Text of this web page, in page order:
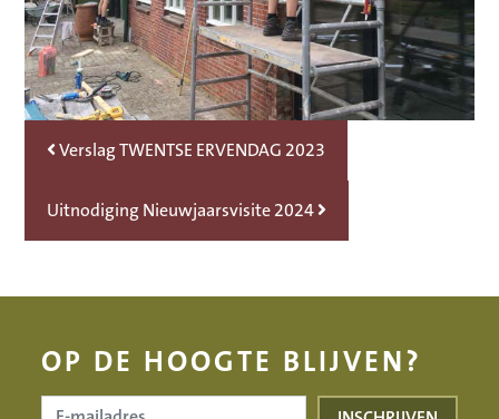
Bericht Navigatie
Verslag TWENTSE ERVENDAG 2023
Uitnodiging Nieuwjaarsvisite 2024
OP DE HOOGTE BLIJVEN?